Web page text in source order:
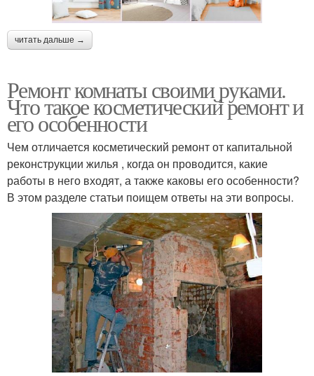
читать дальше →
Ремонт комнаты своими руками.
Что такое косметический ремонт и
его особенности
Чем отличается косметический ремонт от капитальной
реконструкции жилья , когда он проводится, какие
работы в него входят, а также каковы его особенности?
В этом разделе статьи поищем ответы на эти вопросы.